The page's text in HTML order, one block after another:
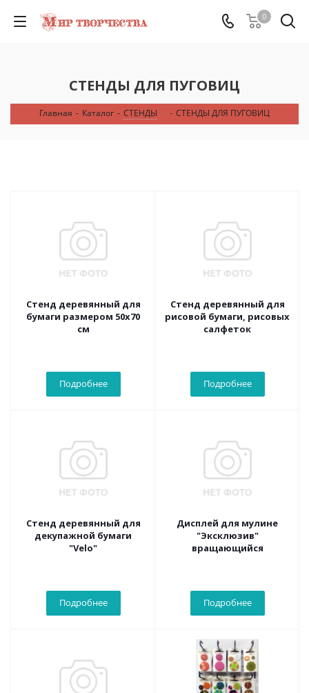
0
СТЕНДЫ ДЛЯ ПУГОВИЦ
Главная - Каталог - СТЕНДЫ - СТЕНДЫ ДЛЯ ПУГОВИЦ
Стенд деревянный для
бумаги размером 50х70
см
Подробнее
Стенд деревянный для
рисовой бумаги, рисовых
салфеток
Подробнее
Стенд деревянный для
декупажной бумаги
"Velo"
Подробнее
Дисплей для мулине
"Эксклюзив"
вращающийся
Подробнее